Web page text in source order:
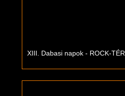
XIII. Dabasi napok - ROCK-TÉR